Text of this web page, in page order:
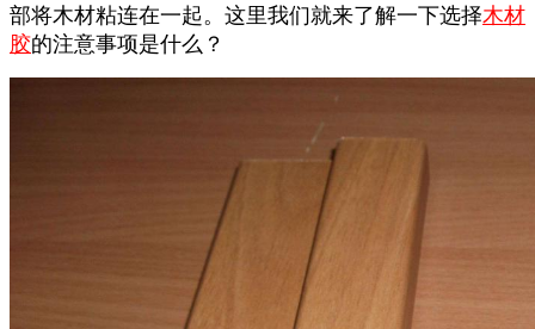
部将木材粘连在一起。这里我们就来了解一下选择木材
胶的注意事项是什么？